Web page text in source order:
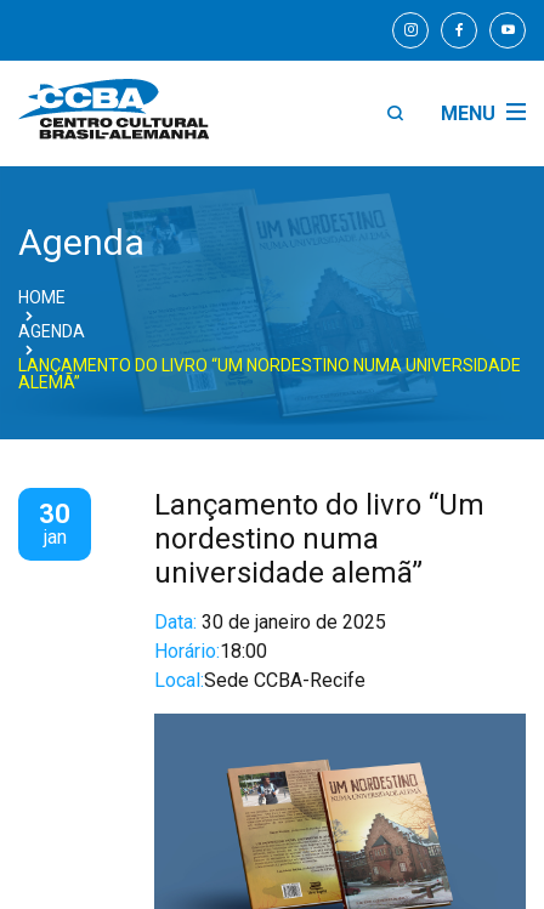
MENU
Agenda
HOME
AGENDA
LANÇAMENTO DO LIVRO “UM NORDESTINO NUMA UNIVERSIDADE
ALEMÃ”
30
jan
Lançamento do livro “Um
nordestino numa
universidade alemã”
Data: 30 de janeiro de 2025
Horário:18:00
Local:Sede CCBA-Recife